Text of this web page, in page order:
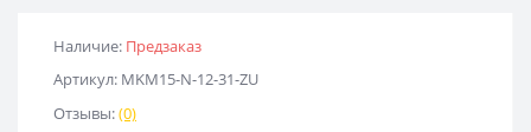
Наличие: Предзаказ
Артикул: MKM15-N-12-31-ZU
Отзывы:(0)